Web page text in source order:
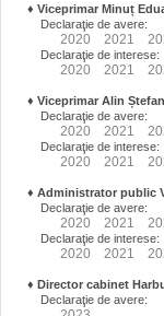
♦ Viceprimar Minuț
Declaraţie de avere:
2020 2021
Declaraţie de interese:
2020 2021
♦ Viceprimar Alin
Declaraţie de avere:
2020 2021
Declaraţie de interese:
2020 2021
♦ Administrator public
Declaraţie de avere:
2020 2021
Declaraţie de interese:
2020 2021
♦ Director cabinet
Declaraţie de avere: